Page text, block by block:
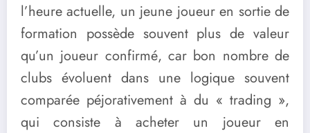
l’heure actuelle, un jeune joueur en sortie de
formation possède souvent plus de valeur
qu’un joueur confirmé, car bon nombre de
clubs évoluent dans une logique souvent
comparée péjorativement à du « trading »,
qui consiste à acheter un joueur en